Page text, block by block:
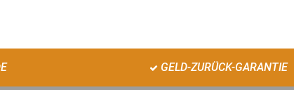
GELD-ZURÜCK-GARANTIE